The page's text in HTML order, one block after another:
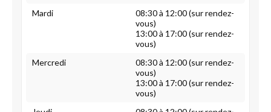
Mardi
08:30 à 12:00 (sur rendez-
vous)
13:00 à 17:00 (sur rendez-
vous)
Mercredi
08:30 à 12:00 (sur rendez-
vous)
13:00 à 17:00 (sur rendez-
vous)